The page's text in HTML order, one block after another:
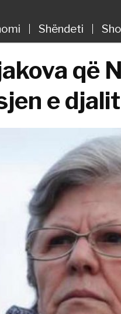
Shëndeti
që
e djalit